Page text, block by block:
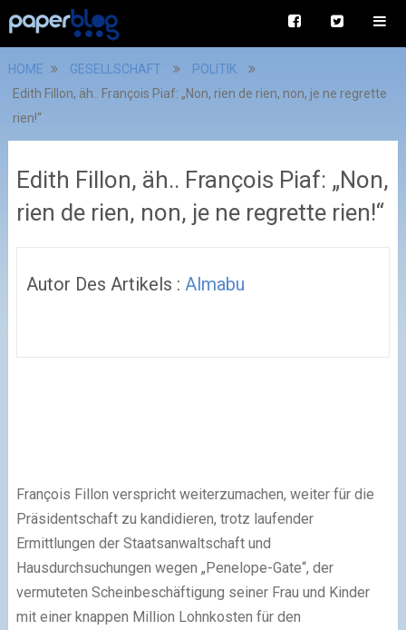
HOME GESELLSCHAFT
POLITIK
Edith Fillon, äh.. François Piaf: „Non, rien de rien, non, je ne regrette
rien!“
Edith Fillon, äh.. François Piaf: „Non,
rien de rien, non, je ne regrette rien!“
Autor Des Artikels : Almabu
François Fillon verspricht weiterzumachen, weiter für die
Präsidentschaft zu kandidieren, trotz laufender
Ermittlungen der Staatsanwaltschaft und
Hausdurchsuchungen wegen „Penelope-Gate“, der
vermuteten Scheinbeschäftigung seiner Frau und Kinder
mit einer knappen Million Lohnkosten für den